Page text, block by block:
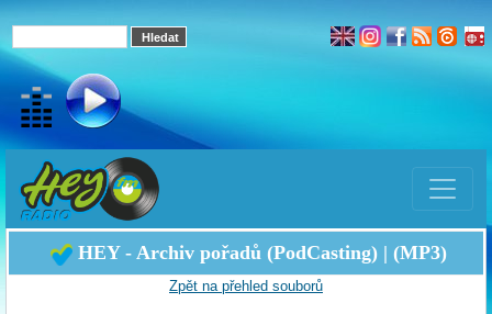
HEY - Archiv pořadů (PodCasting) | (MP3)
Zpět na přehled souborů